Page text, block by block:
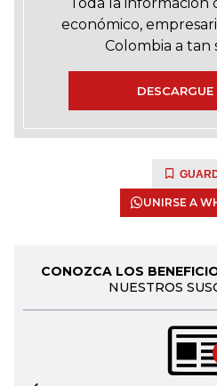
económico,
Colombia a tan
UNIRSE A
CONOZCA LOS
NUESTROS